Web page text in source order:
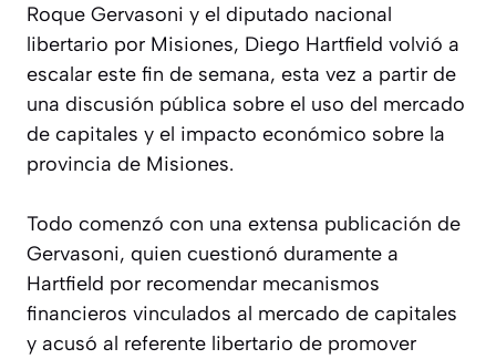
Roque Gervasoni y el diputado nacional
libertario por Misiones, Diego Hartfield volvió a
escalar este fin de semana, esta vez a partir de
una discusión pública sobre el uso del mercado
de capitales y el impacto económico sobre la
provincia de Misiones.
Todo comenzó con una extensa publicación de
Gervasoni, quien cuestionó duramente a
Hartfield por recomendar mecanismos
financieros vinculados al mercado de capitales
y acusó al referente libertario de promover